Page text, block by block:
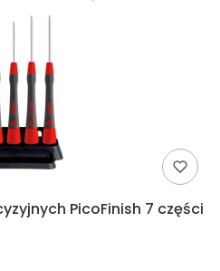
PicoFinish 7 części